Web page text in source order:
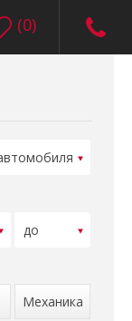
(0)
Механика